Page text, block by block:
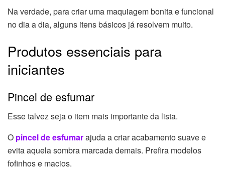
Na verdade, para criar uma maquiagem bonita e funcional
no dia a dia, alguns itens básicos já resolvem muito.
Produtos essenciais para
iniciantes
Pincel de esfumar
Esse talvez seja o item mais importante da lista.
O pincel de esfumarajuda a criar acabamento suave e
evita aquela sombra marcada demais. Prefira modelos
fofinhos e macios.